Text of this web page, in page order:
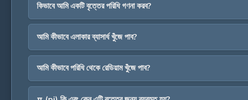
কিভাবে আমি একটি বৃত্তের পরিধি গণনা করব?
আমি কীভাবে এলাকার ব্যাসার্ধ খুঁজে পাব?
আমি কীভাবে পরিধি থেকে রেডিয়াম খুঁজে পাব?